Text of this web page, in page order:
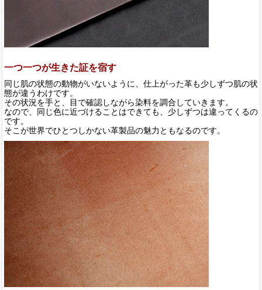
一つ一つが生きた証を宿す
同じ肌の状態の動物がいないように、仕上がった革も少しずつ肌の状
態が違うわけです。
その状況を手と、目で確認しながら染料を調合していきます。
なので、同じ色に近づけることはできても、少しずつは違ってくるの
です。
そこが世界でひとつしかない革製品の魅力ともなるのです。